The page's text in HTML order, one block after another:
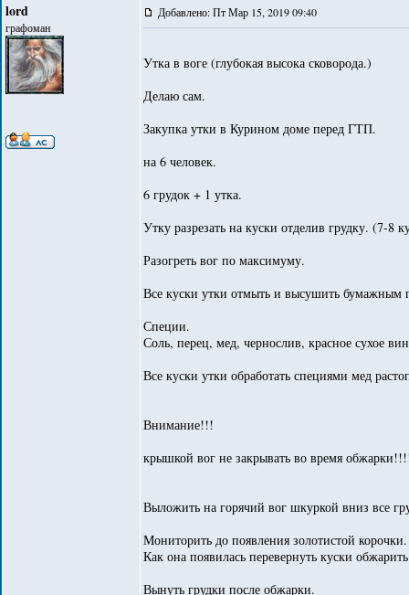
lord
графоман
Добавлено: Пт Мар 15, 2019 09:40
Утка в воге (глубокая высока сковорода.)
Делаю сам.
Закупка утки в Курином доме перед ГТП.
на 6 человек.
6 грудок + 1 утка.
Утку разрезать на куски отделив грудку. (7-8
Разогреть вог по максимуму.
Все куски утки отмыть и высушить бумажным
Специи.
Соль, перец, мед, чернослив, красное сухое
Все куски утки обработать специями мед
Внимание!!!
крышкой вог не закрывать во время
Выложить на горячий вог шкуркой вниз все
Мониторить до появления золотистой корочки.
Как она появилась перевернуть куски
Вынуть грудки после обжарки.